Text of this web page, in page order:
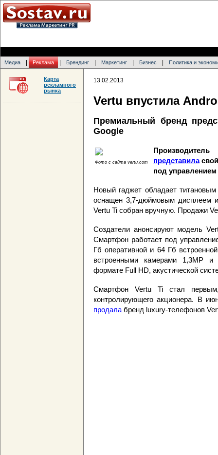
Медиа Реклама Брендинг Маркетинг Бизнес Политика и
13.02.2013
Vertu впустила
Премиальный бренд
Google
Фото с сайта vertu.com
представила
под
Новый гаджет обладает
оснащен 3,7-дюймовым дисплеем
Vertu Ti собран вручную. Продажи
Создатели анонсируют модель
Смартфон работает под
Гб оперативной и 64 Гб
встроенными камерами 1,3МР
формате Full HD, акустической
Смартфон Vertu Ti стал
контролирующего акционера. В
продала бренд luxury-телефонов
Карта
рекламного
рынка